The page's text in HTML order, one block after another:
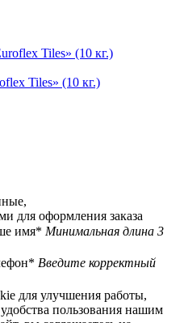
Tiles» (10 кг.)
для оформления заказа
имя* Минимальная длина 3
Введите корректный
для улучшения работы,
пользования нашим